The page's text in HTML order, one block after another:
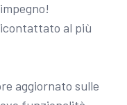
al più
aggiornato sulle